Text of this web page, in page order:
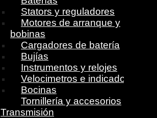
Stators y reguladores
Motores de arranque y
bobinas
Cargadores de batería
Bujías
Instrumentos y relojes
Velocimetros e indicadores
Bocinas
Tornillería y accesorios
Transmisión